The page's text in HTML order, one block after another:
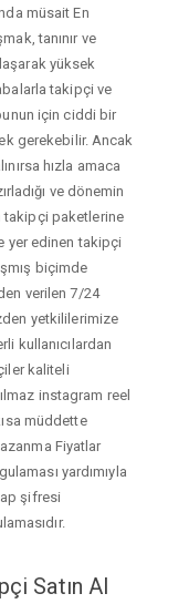
müsait En
tanınır ve
yüksek
takipçi ve
için ciddi bir
gerekebilir. Ancak
hızla amaca
ve dönemin
takipçi paketlerine
yer edinen takipçi
biçimde
verilen 7/24
yetkililerimize
kullanıcılardan
kaliteli
instagram reel
müddette
Fiyatlar
yardımıyla
şifresi
Satın Al